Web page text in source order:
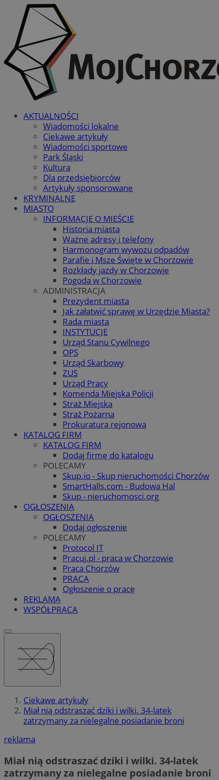
AKTUALNOŚCI
Wiadomości lokalne
Ciekawe artykuły
Wiadomości sportowe
Park Śląski
Kultura
Dla przedsiębiorców
Artykuły sponsorowane
KRYMINALNE
MIASTO
INFORMACJE O MIEŚCIE
Historia miasta
Ważne adresy i telefony
Harmonogram wywozu odpadów
Parafie i Msze Święte w Chorzowie
Rozkłady jazdy w Chorzowie
Pogoda w Chorzowie
ADMINISTRACJA
Prezydent miasta
Jak załatwić sprawę w Urzędzie Miasta?
Rada miasta
INSTYTUCJE
Urząd Stanu Cywilnego
OPS
Urząd Skarbowy
ZUS
Urząd Pracy
Komenda Miejska Policji
Straż Miejska
Straż Pożarna
Prokuratura rejonowa
KATALOG FIRM
KATALOG FIRM
Dodaj firmę do katalogu
POLECAMY
Skup.io - Skup nieruchomości Chorzów
SmartHalls.com - Budowa Hal
Skup - nieruchomosci.org
OGŁOSZENIA
OGŁOSZENIA
Dodaj ogłoszenie
POLECAMY
Protocol IT
Pracuj.pl - praca w Chorzowie
Praca Chorzów
PRACA
Ogłoszenie o pracę
REKLAMA
WSPÓŁPRACA
Ciekawe artykuły
Miał nią odstraszać dziki i wilki. 34-latek
zatrzymany za nielegalne posiadanie broni
reklama
Miał nią odstraszać dziki i wilki. 34-latek
zatrzymany za nielegalne posiadanie broni